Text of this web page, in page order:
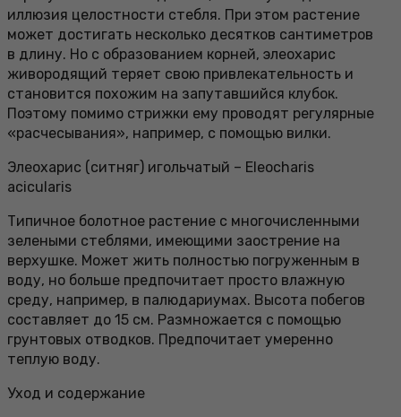
иллюзия целостности стебля. При этом растение
может достигать несколько десятков сантиметров
в длину. Но с образованием корней, элеохарис
живородящий теряет свою привлекательность и
становится похожим на запутавшийся клубок.
Поэтому помимо стрижки ему проводят регулярные
«расчесывания», например, с помощью вилки.
Элеохарис (ситняг) игольчатый – Eleocharis
acicularis
Типичное болотное растение с многочисленными
зелеными стеблями, имеющими заострение на
верхушке. Может жить полностью погруженным в
воду, но больше предпочитает просто влажную
среду, например, в палюдариумах. Высота побегов
составляет до 15 см. Размножается с помощью
грунтовых отводков. Предпочитает умеренно
теплую воду.
Уход и содержание